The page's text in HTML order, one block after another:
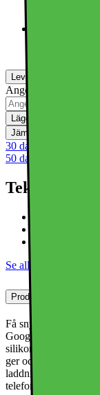
Leverans
Ange postnummer
Lägg i kundvagn
Jämför
30 dagars öppet köp
50 dagars öppet köp
Teknisk
Se alla specifikationer
Produktbeskrivning
Få snyggare
Google Pixel 10/10
silikon ger detta skal
ger också enkel
laddning samtidigt
telefonens eleganta